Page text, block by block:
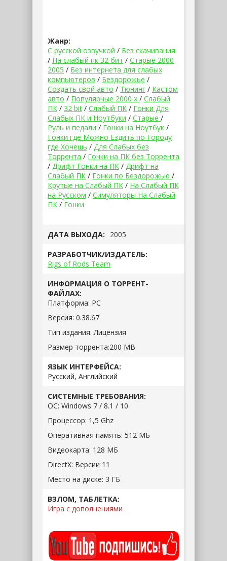
ДАТА ВЫХОДА: 2005
РАЗРАБОТЧИК/ИЗДАТЕЛЬ:
Rigs of Rods Team
ИНФОРМАЦИЯ О ТОРРЕНТ-
ФАЙЛАХ:
Платформа: РС
Версия: 0.38.67
Тип издания: Лицензия
Размер торрента:200 MB
ЯЗЫК ИНТЕРФЕЙСА:
Русский, Английский
СИСТЕМНЫЕ ТРЕБОВАНИЯ:
ОС: Windows 7 / 8.1 / 10
Процессор: 1,5 Ghz
Оперативная память: 512 МБ
Видеокарта: 128 МБ
DirectX: Версии 11
Место на диске: 3 ГБ
ВЗЛОМ, ТАБЛЕТКА:
Игра с дополнениями
Жанр:
С русской озвучкой / Без скачивания
/ На слабый пк 32 бит / Старые 2000
2005 / Без интернета для слабых
компьютеров / Бездорожье /
Создать свой авто / Тюнинг / Кастом
авто / Популярные 2000 х / Слабый
ПК / 32 bit / Слабый ПК / Гонки Для
Слабых ПК и Ноутбуки / Старые /
Руль и педали / Гонки на Ноутбук /
Гонки где Можно Ездить по Городу
где Хочешь / Для Слабых без
Торрента / Гонки на ПК без Торрента
/ Дрифт Гонки на ПК / Дрифт на
Слабый ПК / Гонки по Бездорожью /
Крутые на Слабый ПК / На Слабый ПК
на Русском / Симуляторы На Слабый
ПК / Гонки